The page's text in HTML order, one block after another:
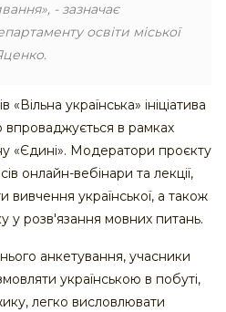
- зазначає
освіти міської
українська» ініціатива
впроваджується в рамках
«Єдині». Модератори проєкту
онлайн-вебінари та лекції,
вивчення української, а також
у розв'язання мовних питань.
анкетування, учасники
українською в побуті,
легко висловлювати